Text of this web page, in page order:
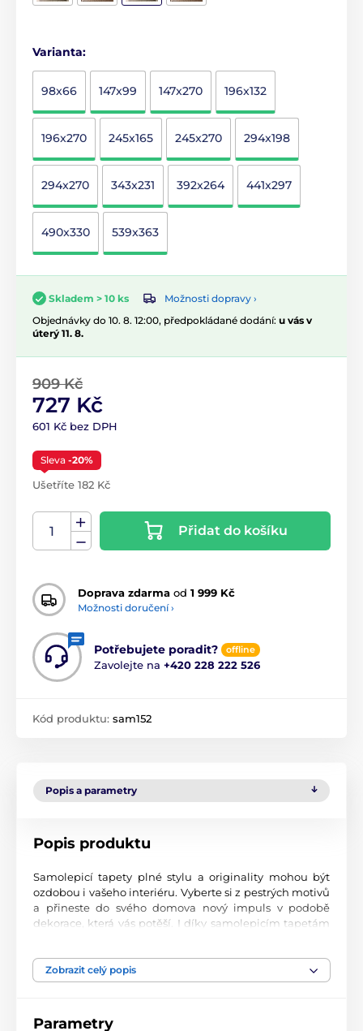
Varianta:
98x66 147x99 147x270 196x132
196x270 245x165 245x270 294x198
294x270 343x231 392x264 441x297
490x330 539x363
Skladem > 10 ks
Možnosti dopravy ›
Objednávky do 10. 8. 12:00, předpokládané dodání: u vás v
úterý 11. 8.
909 Kč
727 Kč
601 Kč bez DPH
Sleva -20%
Ušetříte 182 Kč
Přidat do košíku
Doprava zdarma od 1 999 Kč
Možnosti doručení ›
Potřebujete poradit? offline
Zavolejte na +420 228 222 526
Kód produktu: sam152
Popis a parametry
Popis produktu
Samolepicí tapety plné stylu a originality mohou být
ozdobou i vašeho interiéru. Vyberte si z pestrých motivů
a přineste do svého domova nový impuls v podobě
dekorace, která vás potěší. I díky samolepicím tapetám
Perfektní tiskové zpracování
materiál s jemným povrchem a matným vzhledem. Tisk
Zobrazit celý popis
Parametry